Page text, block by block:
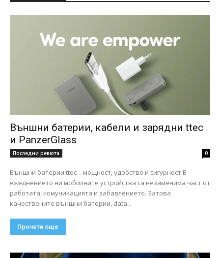
Външни батерии, кабели и зарядни ttec
и PanzerGlass
Последни ревюта 0
Външни батерии ttec – мощност, удобство и сигурност В
ежедневието ни мобилните устройства са незаменима част от
работата, комуникацията и забавлението. Затова
качествените външни батерии, data...
Прочети още